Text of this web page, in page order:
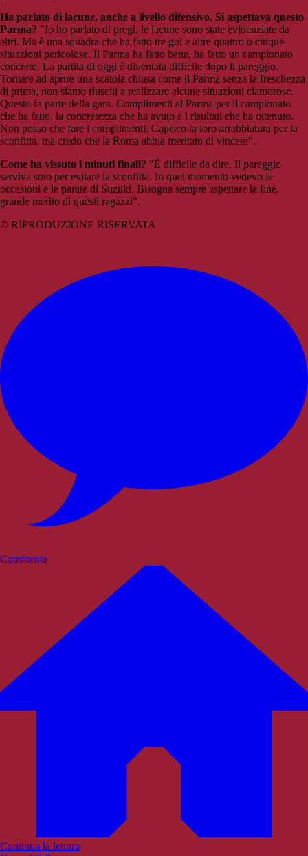
Ha parlato di lacune, anche a livello difensivo. Si aspettava questo
Parma? "Io ho parlato di pregi, le lacune sono state evidenziate da
altri. Ma è una squadra che ha fatto tre gol e altre quattro o cinque
situazioni pericolose. Il Parma ha fatto bene, ha fatto un campionato
concreto. La partita di oggi è diventata difficile dopo il pareggio.
Tornare ad aprire una scatola chiusa come il Parma senza la freschezza
di prima, non siamo riusciti a realizzare alcune situazioni clamorose.
Questo fa parte della gara. Complimenti al Parma per il campionato
che ha fatto, la concretezza che ha avuto e i risultati che ha ottenuto.
Non posso che fare i complimenti. Capisco la loro arrabbiatura per la
sconfitta, ma credo che la Roma abbia meritato di vincere".
Come ha vissuto i minuti finali? "È difficile da dire. Il pareggio
serviva solo per evitare la sconfitta. In quel momento vedevo le
occasioni e le parate di Suzuki. Bisogna sempre aspettare la fine,
grande merito di questi ragazzi".
© RIPRODUZIONE RISERVATA
Commenta
Continua la lettura